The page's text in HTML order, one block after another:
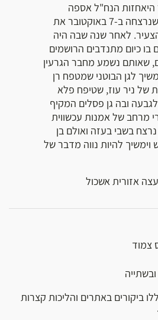
הנח"ל אספה
כרמלה דן, חברת הקיבוץ שנרצחה ב-7 באוקטובר את
לאחר שנה שבה היה
בו כיום מתנדבים הרושמים
שאותם נשמע מחבר הגרעין
לגן הבוטני שמטפח רן
של ניר עוז, שטיפח פלא
ובה גן פסלים המקיף
מרחב של אמנות עכשווית
בשבי בעזה ואולם בן
וימשיך להיות נווה מדבר של
אזורית אשכול
צמוד
ביקורים באתרים והליכות קצרות